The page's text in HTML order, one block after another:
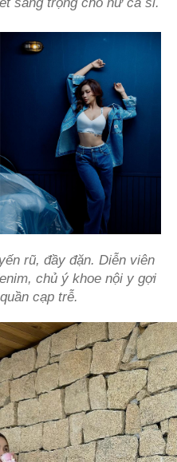
rũ, đầy đặn. Diễn viên
chủ ý khoe nội y gợi
cạp trễ.